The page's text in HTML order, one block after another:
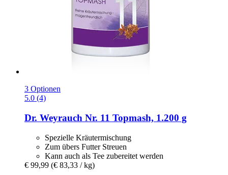
3 Optionen
5.0 (4)
Dr. Weyrauch Nr. 11 Topmash, 1.200 g
Spezielle Kräutermischung
Zum übers Futter Streuen
Kann auch als Tee zubereitet werden
€ 99,99 (€ 83,33 / kg)